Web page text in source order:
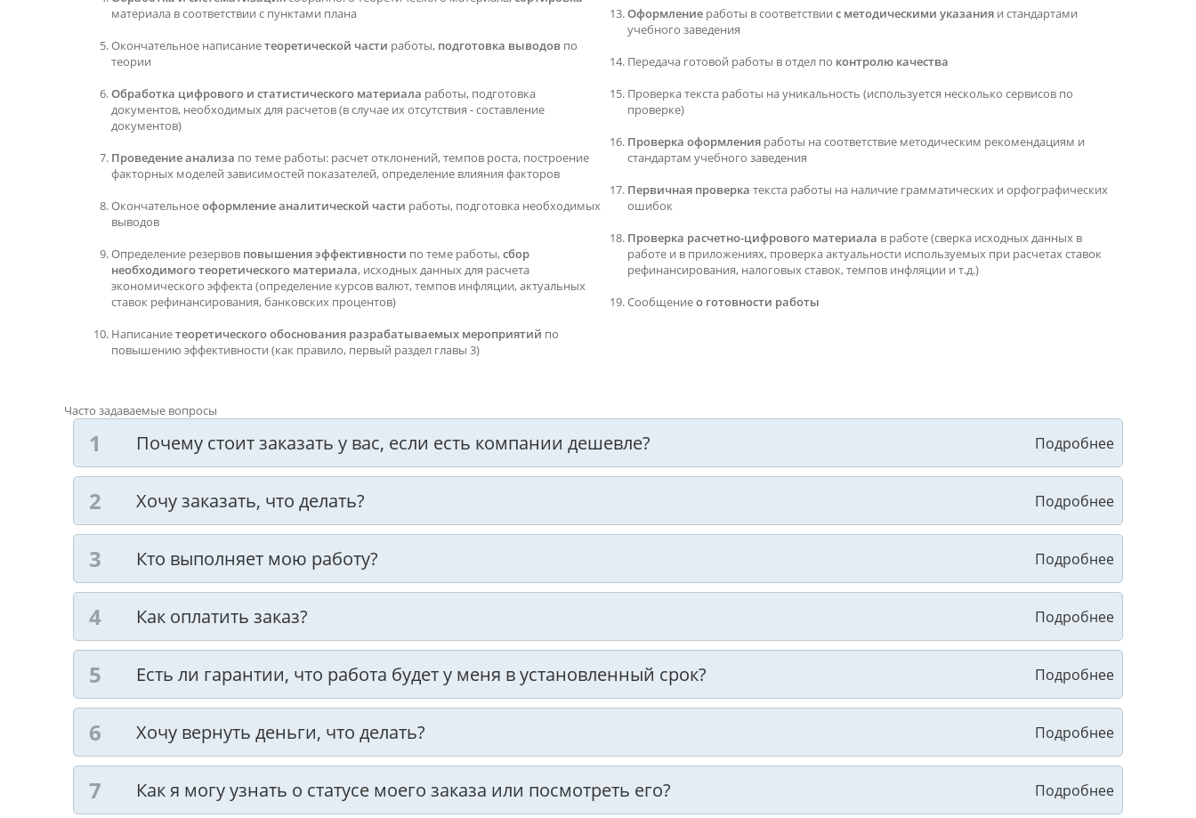
материала в соответствии с пунктами плана
Окончательное написаниетеоретической части работы, подготовка выводов по
теории
Обработка цифрового и статистического материала работы, подготовка
документов, необходимых для расчетов (в случае их отсутствия - составление
документов)
Проведение анализа по теме работы: расчет отклонений, темпов роста, построение
факторных моделей зависимостей показателей, определение влияния факторов
Окончательноеоформление аналитической части работы, подготовка необходимых
выводов
Определение резервов повышения эффективности по теме работы,сбор
необходимого теоретического материала, исходных данных для расчета
экономического эффекта (определение курсов валют, темпов инфляции, актуальных
ставок рефинансирования, банковских процентов)
Написаниетеоретического обоснования разрабатываемых мероприятий по
повышению эффективности (как правило, первый раздел главы 3)
Оформление работы в соответствии с методическими указания и стандартами
учебного заведения
Передача готовой работы в отдел по контролю качества
Проверка текста работы на уникальность (используется несколько сервисов по
проверке)
Проверка оформления работы на соответствие методическим рекомендациям и
стандартам учебного заведения
Первичная проверка текста работы на наличие грамматических и орфографических
ошибок
Проверка расчетно-цифрового материала в работе (сверка исходных данных в
работе и в приложениях, проверка актуальности используемых при расчетах ставок
рефинансирования, налоговых ставок, темпов инфляции и т.д.)
Сообщениео готовности работы
Часто задаваемые вопросы
Почему стоит заказать у вас, если есть компании дешевле?
Хочу заказать, что делать?
Кто выполняет мою работу?
Как оплатить заказ?
Есть ли гарантии, что работа будет у меня в установленный срок?
Хочу вернуть деньги, что делать?
Как я могу узнать о статусе моего заказа или посмотреть его?